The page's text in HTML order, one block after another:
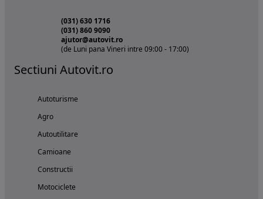
(031) 630 1716
(031) 860 9090
ajutor@autovit.ro
(de Luni pana Vineri intre 09:00 - 17:00)
Sectiuni Autovit.ro
Autoturisme
Agro
Autoutilitare
Camioane
Constructii
Motociclete